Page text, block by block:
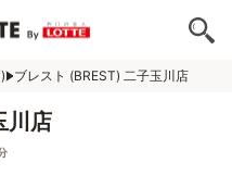
ブレスト (BREST) 二子玉川店
川店